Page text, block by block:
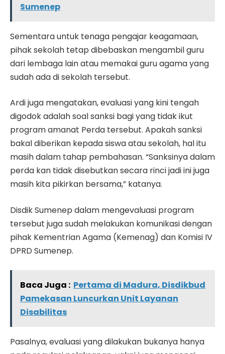
Sumenep
Sementara untuk tenaga pengajar keagamaan,
pihak sekolah tetap dibebaskan mengambil guru
dari lembaga lain atau memakai guru agama yang
sudah ada di sekolah tersebut.
Ardi juga mengatakan, evaluasi yang kini tengah
digodok adalah soal sanksi bagi yang tidak ikut
program amanat Perda tersebut. Apakah sanksi
bakal diberikan kepada siswa atau sekolah, hal itu
masih dalam tahap pembahasan. “Sanksinya dalam
perda kan tidak disebutkan secara rinci jadi ini juga
masih kita pikirkan bersama,” katanya.
Disdik Sumenep dalam mengevaluasi program
tersebut juga sudah melakukan komunikasi dengan
pihak Kementrian Agama (Kemenag) dan Komisi IV
DPRD Sumenep.
Baca Juga : Pertama di Madura, Disdikbud
Pamekasan Luncurkan Unit Layanan
Disabilitas
Pasalnya, evaluasi yang dilakukan bukanya hanya